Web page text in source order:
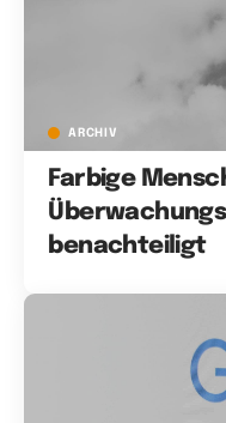
ARCHIV
Farbige
benachteiligt